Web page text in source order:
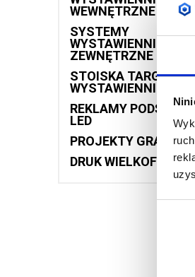
WEWNĘTRZNE
SYSTEMY
WYSTAWIENNICZE
ZEWNĘTRZNE
STOISKA TARGOWE I
WYSTAWIENNICZE
REKLAMY
LED
PROJEKTY
DRUK